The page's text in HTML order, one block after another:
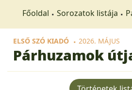
Főoldal Sorozatok listája
ELSŐ SZÓ KIADÓ 2026. MÁJUS
Párhuzamok